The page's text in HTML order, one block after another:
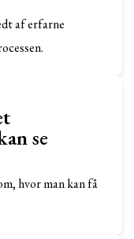
af erfarne
se
hvor man kan få